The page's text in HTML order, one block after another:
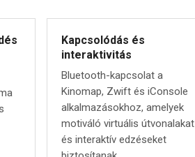
Kapcsolódás és
interaktivitás
Bluetooth-kapcsolat a
Kinomap, Zwift és iConsole
alkalmazásokhoz, amelyek
motiváló virtuális útvonalakat
és interaktív edzéseket